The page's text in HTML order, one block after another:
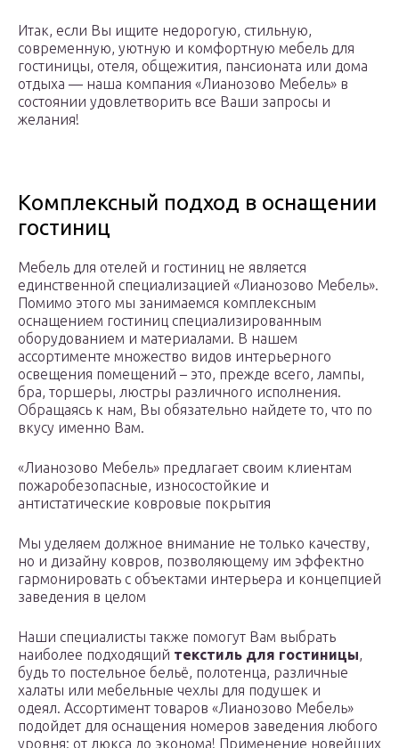
Итак, если Вы ищите недорогую, стильную,
современную, уютную и комфортную мебель для
гостиницы, отеля, общежития, пансионата или дома
отдыха — наша компания «Лианозово Мебель» в
состоянии удовлетворить все Ваши запросы и
желания!
Комплексный подход в оснащении
гостиниц
Мебель для отелей и гостиниц не является
единственной специализацией «Лианозово Мебель».
Помимо этого мы занимаемся комплексным
оснащением гостиниц специализированным
оборудованием и материалами. В нашем
ассортименте множество видов интерьерного
освещения помещений – это, прежде всего, лампы,
бра, торшеры, люстры различного исполнения.
Обращаясь к нам, Вы обязательно найдете то, что по
вкусу именно Вам.
«Лианозово Мебель» предлагает своим клиентам
пожаробезопасные, износостойкие и
антистатические ковровые покрытия
Мы уделяем должное внимание не только качеству,
но и дизайну ковров, позволяющему им эффектно
гармонировать с объектами интерьера и концепцией
заведения в целом
Наши специалисты также помогут Вам выбрать
наиболее подходящий текстиль для гостиницы,
будь то постельное бельё, полотенца, различные
халаты или мебельные чехлы для подушек и
одеял. Ассортимент товаров «Лианозово Мебель»
подойдет для оснащения номеров заведения любого
уровня: от люкса до эконома! Применение новейших